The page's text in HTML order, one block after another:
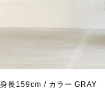
身長159cm / カラー GRAY